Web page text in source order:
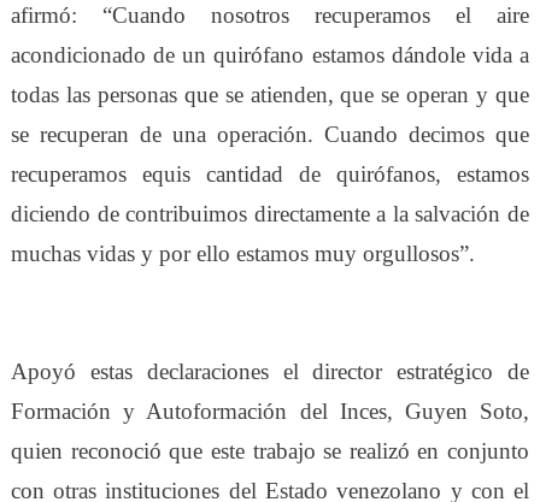
afirmó: “Cuando nosotros recuperamos el aire
acondicionado de un quirófano estamos dándole vida a
todas las personas que se atienden, que se operan y que
se recuperan de una operación. Cuando decimos que
recuperamos equis cantidad de quirófanos, estamos
diciendo de contribuimos directamente a la salvación de
muchas vidas y por ello estamos muy orgullosos”.
Apoyó estas declaraciones el director estratégico de
Formación y Autoformación del Inces, Guyen Soto,
quien reconoció que este trabajo se realizó en conjunto
con otras instituciones del Estado venezolano y con el